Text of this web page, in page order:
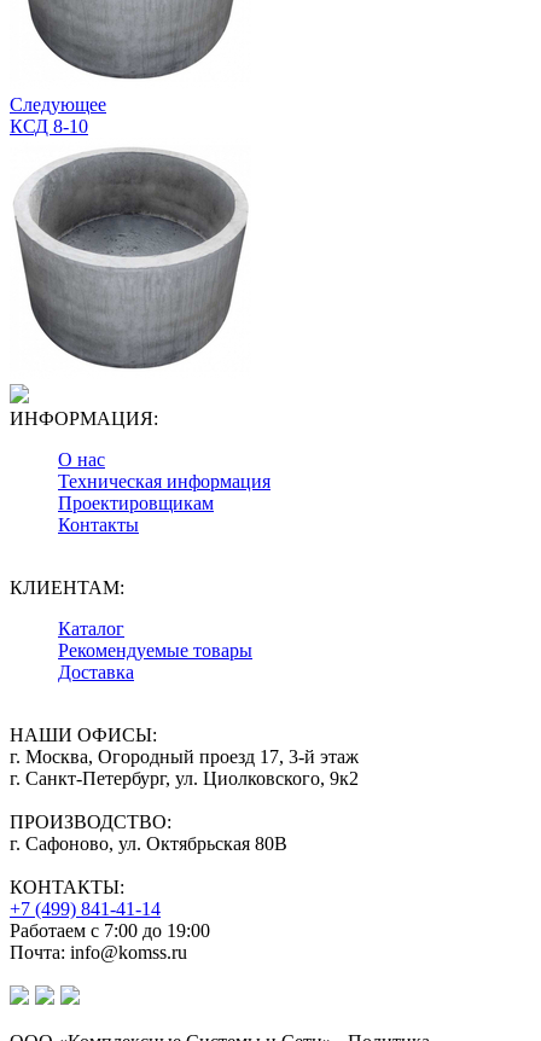
Следующее
КСД 8-10
ИНФОРМАЦИЯ:
О нас
Техническая информация
Проектировщикам
Контакты
КЛИЕНТАМ:
Каталог
Рекомендуемые товары
Доставка
НАШИ ОФИСЫ:
г. Москва, Огородный проезд 17, 3-й этаж
г. Санкт-Петербург, ул. Циолковского, 9к2
ПРОИЗВОДСТВО:
г. Сафоново, ул. Октябрьская 80В
КОНТАКТЫ:
+7 (499) 841-41-14
Работаем с 7:00 до 19:00
Почта: info@komss.ru